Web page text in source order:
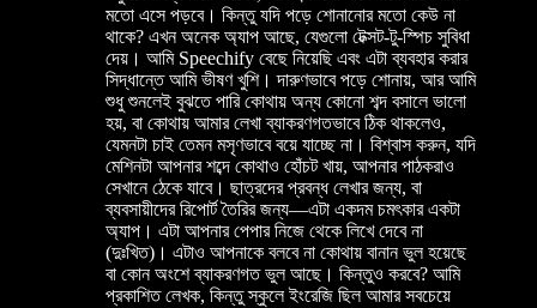
মতো এসে পড়বে। কিন্তু যদি পড়ে শোনানোর মতো কেউ না
থাকে? এখন অনেক অ্যাপ আছে, যেগুলো টেক্সট-টু-স্পিচ সুবিধা
দেয়। আমি Speechify বেছে নিয়েছি এবং এটা ব্যবহার করার
সিদ্ধান্তে আমি ভীষণ খুশি। দারুণভাবে পড়ে শোনায়, আর আমি
শুধু শুনলেই বুঝতে পারি কোথায় অন্য কোনো শব্দ বসালে ভালো
হয়, বা কোথায় আমার লেখা ব্যাকরণগতভাবে ঠিক থাকলেও,
যেমনটা চাই তেমন মসৃণভাবে বয়ে যাচ্ছে না। বিশ্বাস করুন, যদি
মেশিনটা আপনার শব্দে কোথাও হোঁচট খায়, আপনার পাঠকরাও
সেখানে ঠেকে যাবে। ছাত্রদের প্রবন্ধ লেখার জন্য, বা
ব্যবসায়ীদের রিপোর্ট তৈরির জন্য—এটা একদম চমৎকার একটা
অ্যাপ। এটা আপনার পেপার নিজে থেকে লিখে দেবে না
(দুঃখিত)। এটাও আপনাকে বলবে না কোথায় বানান ভুল হয়েছে
বা কোন অংশে ব্যাকরণগত ভুল আছে। কিন্তুও করবে? আমি
প্রকাশিত লেখক, কিন্তু স্কুলে ইংরেজি ছিল আমার সবচেয়ে